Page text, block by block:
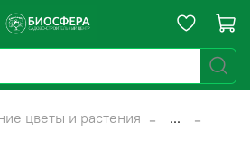
цветы и растения
...